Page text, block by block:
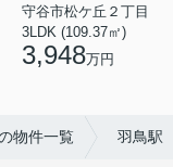
守谷市松ケ丘２丁目
3LDK (109.37㎡)
3,948万円
物件一覧 羽鳥駅